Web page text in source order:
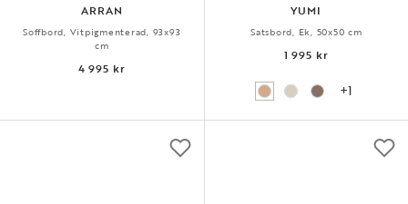
ARRAN
Soffbord, Vitpigmenterad, 93x93
cm
4 995 kr
YUMI
Satsbord, Ek, 50x50 cm
1 995 kr
+1